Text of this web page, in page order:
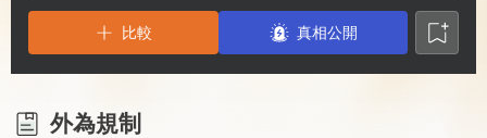
2
3
7
8
比較 真相公開
外為規制